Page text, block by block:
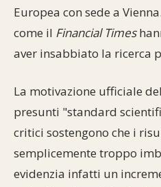
Il Talmud in italiano
Opere di Maimonide Dal
Europea con sede a
come il Financial Times
aver insabbiato la ricerca
La motivazione ufficiale
presunti "standard
critici sostengono che i
semplicemente troppo
evidenzia infatti un